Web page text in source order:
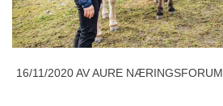
16/11/2020AV AURE NÆRINGSFORUM